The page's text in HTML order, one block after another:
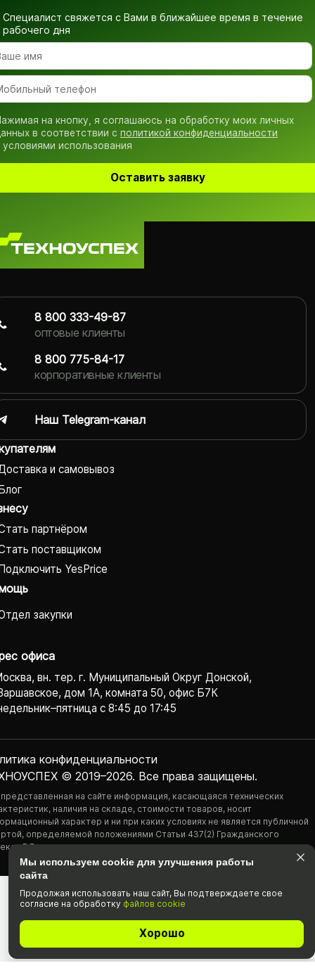
Специалист свяжется с Вами в ближайшее время в течение
рабочего дня
на кнопку, я соглашаюсь на обработку моих личных
в соответствии с политикой конфиденциальности
условиями использования
Оставить заявку
и самовывоз
партнёром
поставщиком
YesPrice
закупки
офиса
вн. тер. г. Муниципальный Округ Донской,
дом 1А, комната 50, офис Б7К
с 8:45 до 17:45
© 2019–2026. Все права защищены.
конфиденциаль­ности
на сайте информация, касающаяся технических
наличия на складе, стоимости товаров, носит
характер и ни при каких условиях не является публичной
определяемой положениями Статьи 437(2) Гражданского
РФ.
8 800 333-49-87
оптовые клиенты
8 800 775-84-17
корпоративные клиенты
Наш Telegram-канал
Мы используем cookie для улучшения работы
сайта
Продолжая использовать наш cайт, Вы подтвержда­ете свое
согласие на обработку файлов cookie
Хорошо